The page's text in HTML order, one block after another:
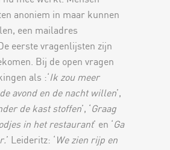
anoniem in maar kunnen
een mailadres
eerste vragenlijsten zijn
Bij de open vragen
als :‘Ik zou meer
avond en de nacht willen’,
de kast stoffen’, ‘Graag
in het restaurant’ en ‘Ga
’ Leideritz: ‘ We zien rijp en